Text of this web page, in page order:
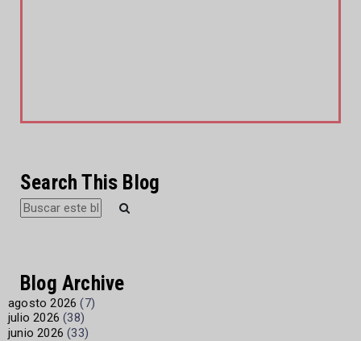
Search This Blog
Blog Archive
agosto 2026 (7)
julio 2026 (38)
junio 2026 (33)